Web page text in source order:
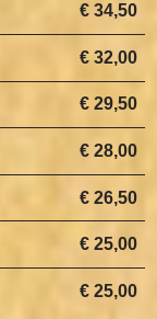
€ 34,50
€ 32,00
€ 29,50
€ 28,00
€ 26,50
€ 25,00
€ 25,00